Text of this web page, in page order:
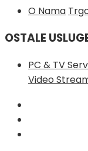
O Nama
OSTALE
PC & TV
Video